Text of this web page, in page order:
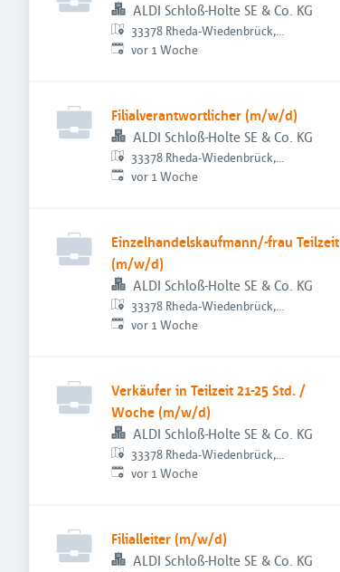
ALDI Schloß-Holte SE & Co. KG
33378 Rheda-Wiedenbrück,
Deutschland
Veröffentlicht:
vor 1 Woche
Filialverantwortlicher (m/w/d)
ALDI Schloß-Holte SE & Co. KG
33378 Rheda-Wiedenbrück,
Deutschland
Veröffentlicht:
vor 1 Woche
Einzelhandelskaufmann/-frau Teilzeit
(m/w/d)
ALDI Schloß-Holte SE & Co. KG
33378 Rheda-Wiedenbrück,
Deutschland
Veröffentlicht:
vor 1 Woche
Verkäufer in Teilzeit 21-25 Std. /
Woche (m/w/d)
ALDI Schloß-Holte SE & Co. KG
33378 Rheda-Wiedenbrück,
Deutschland
Veröffentlicht:
vor 1 Woche
Filialleiter (m/w/d)
ALDI Schloß-Holte SE & Co. KG